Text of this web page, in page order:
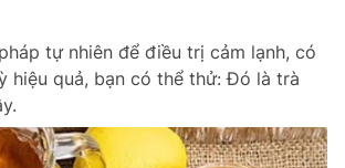
tự nhiên để điều trị cảm lạnh, có
hiệu quả, bạn có thể thử: Đó là trà